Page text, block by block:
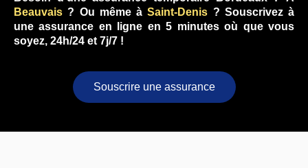
Beauvais ? Ou même àSaint-Denis ? Souscrivez à
une assurance en ligne en 5 minutes où que vous
soyez, 24h/24 et 7j/7 !
Souscrire une assurance